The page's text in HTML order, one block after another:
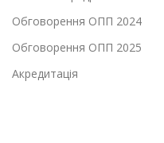
Обговорення ОПП 2024
Обговорення ОПП 2025
Акредитація